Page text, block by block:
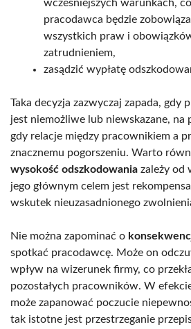
wcześniejszych warunkach,
pracodawca będzie
wszystkich praw i
zatrudnieniem,
zasądzić wypłatę
Taka decyzja zazwyczaj zapada, gdy
jest niemożliwe lub niewskazane, na
gdy relacje między pracownikiem a
znacznemu pogorszeniu. Warto
wysokość odszkodowania zależy od
jego głównym celem jest
wskutek nieuzasadnionego
Nie można zapominać o
spotkać pracodawcę. Może on
wpływ na wizerunek firmy, co
pozostałych pracowników. W
może zapanować poczucie
tak istotne jest przestrzeganie